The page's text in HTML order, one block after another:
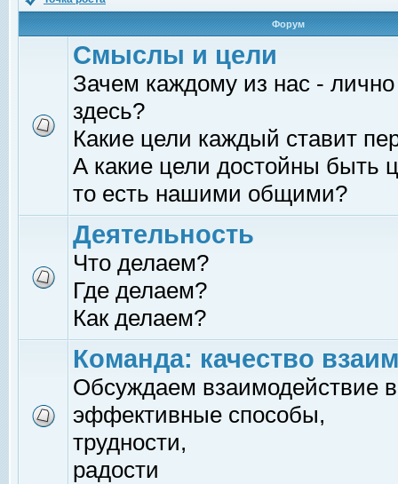
Форум
Смыслы и цели
Зачем каждому из нас -
здесь?
Какие цели каждый ставит
А какие цели достойны быть
то есть нашими общими?
Деятельность
Что делаем?
Где делаем?
Как делаем?
Команда: качество
Обсуждаем взаимодействие
эффективные способы,
трудности,
радости